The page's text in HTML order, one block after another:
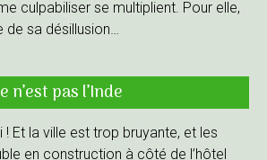
culpabiliser se multiplient. Pour elle,
de sa désillusion…
pas l’Inde
! Et la ville est trop bruyante, et les
en construction à côté de l’hôtel